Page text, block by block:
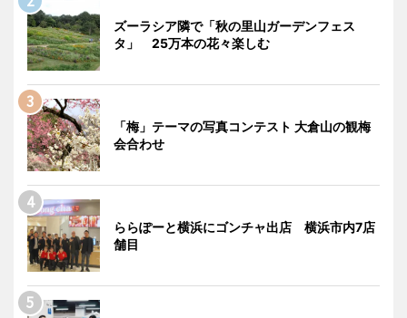
ズーラシア隣で「秋の里山ガーデンフェス
タ」 25万本の花々楽しむ
「梅」テーマの写真コンテスト 大倉山の観梅
会合わせ
ららぽーと横浜にゴンチャ出店 横浜市内7店
舗目